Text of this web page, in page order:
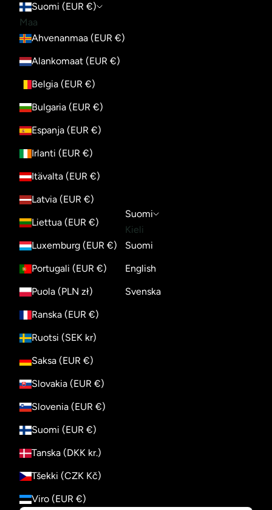
Suomi (EUR €)
Maa
Ahvenanmaa (EUR €)
Alankomaat (EUR €)
Belgia (EUR €)
Bulgaria (EUR €)
Espanja (EUR €)
Irlanti (EUR €)
Itävalta (EUR €)
Latvia (EUR €)
Liettua (EUR €)
Luxemburg (EUR €)
Portugali (EUR €)
Puola (PLN zł)
Ranska (EUR €)
Ruotsi (SEK kr)
Saksa (EUR €)
Slovakia (EUR €)
Slovenia (EUR €)
Suomi (EUR €)
Tanska (DKK kr.)
Tšekki (CZK Kč)
Viro (EUR €)
Suomi
Kieli
Suomi
English
Svenska